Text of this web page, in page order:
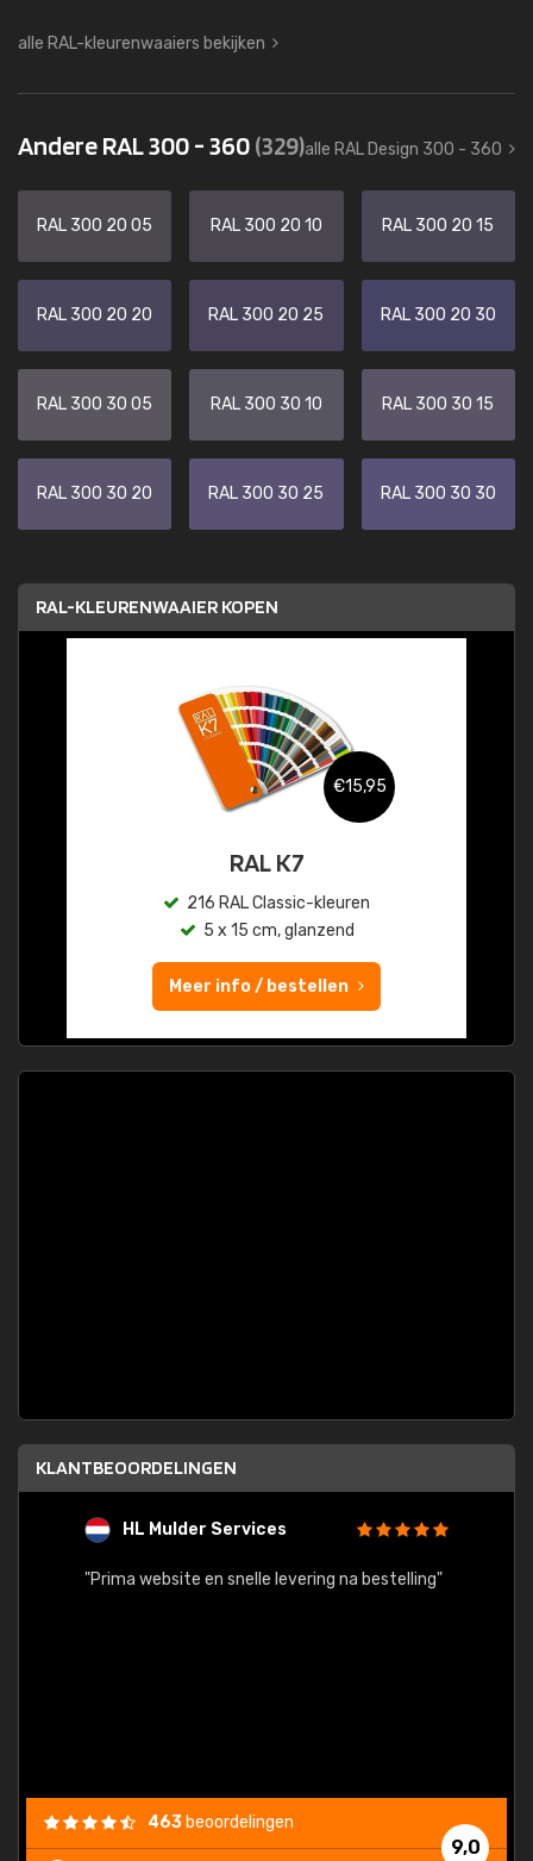
alle RAL-kleurenwaaiers bekijken
Andere RAL 300 - 360(329)alle RAL Design 300 - 360
RAL 300 20 05 RAL 300 20 10 RAL 300 20 15
RAL 300 20 20 RAL 300 20 25 RAL 300 20 30
RAL 300 30 05 RAL 300 30 10 RAL 300 30 15
RAL 300 30 20 RAL 300 30 25 RAL 300 30 30
RAL-KLEURENWAAIER KOPEN
€15,95
RAL K7
216 RAL Classic-kleuren
5 x 15 cm, glanzend
Meer info / bestellen
KLANTBEOORDELINGEN
HL Mulder Services
"Prima website en snelle levering na bestelling"
9,0
463 beoordelingen